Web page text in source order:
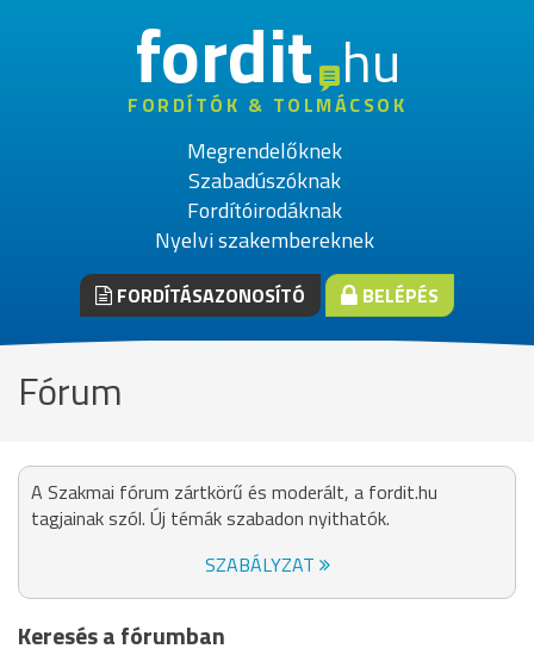
fordithu
FORDÍTÓK & TOLMÁCSOK
Megrendelőknek
Szabadúszóknak
Fordítóirodáknak
Nyelvi szakembereknek
FORDÍTÁSAZONOSÍTÓ BELÉPÉS
Fórum
A Szakmai fórum zártkörű és moderált, a fordit.hu
tagjainak szól. Új témák szabadon nyithatók.
SZABÁLYZAT
Keresés a fórumban